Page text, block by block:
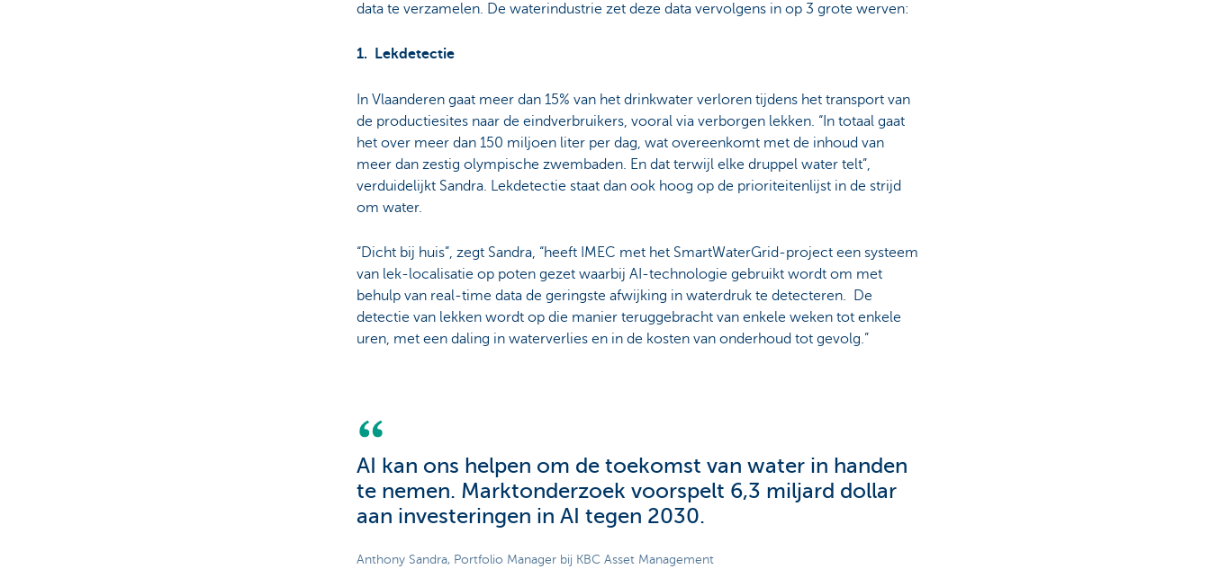
data te verzamelen. De waterindustrie zet deze data vervolgens in op 3 grote werven:
1. Lekdetectie
In Vlaanderen gaat meer dan 15% van het drinkwater verloren tijdens het transport van
de productiesites naar de eindverbruikers, vooral via verborgen lekken. “In totaal gaat
het over meer dan 150 miljoen liter per dag, wat overeenkomt met de inhoud van
meer dan zestig olympische zwembaden. En dat terwijl elke druppel water telt”,
verduidelijkt Sandra. Lekdetectie staat dan ook hoog op de prioriteitenlijst in de strijd
om water.
“Dicht bij huis”, zegt Sandra, “heeft IMEC met het SmartWaterGrid-project een systeem
van lek-localisatie op poten gezet waarbij AI-technologie gebruikt wordt om met
behulp van real-time data de geringste afwijking in waterdruk te detecteren. De
detectie van lekken wordt op die manier teruggebracht van enkele weken tot enkele
uren, met een daling in waterverlies en in de kosten van onderhoud tot gevolg.”
AI kan ons helpen om de toekomst van water in handen
te nemen. Marktonderzoek voorspelt 6,3 miljard dollar
aan investeringen in AI tegen 2030.
Anthony Sandra, Portfolio Manager bij KBC Asset Management